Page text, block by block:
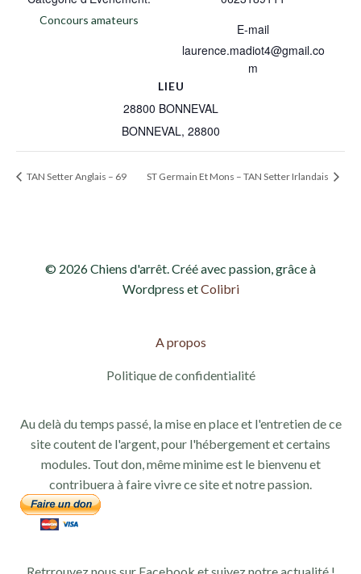
Concours amateurs
LIEU
28800 BONNEVAL
BONNEVAL, 28800
E-mail
laurence.madiot4@gmail.co
m
TAN Setter Anglais – 69 ST Germain Et Mons – TAN Setter Irlandais
© 2026 Chiens d'arrêt. Créé avec passion, grâce à
Wordpress etColibri
A propos
Politique de confidentialité
Au delà du temps passé, la mise en place et l'entretien de ce
site coutent de l'argent, pour l'hébergement et certains
modules. Tout don, même minime est le bienvenu et
contribuera à faire vivre ce site et notre passion.